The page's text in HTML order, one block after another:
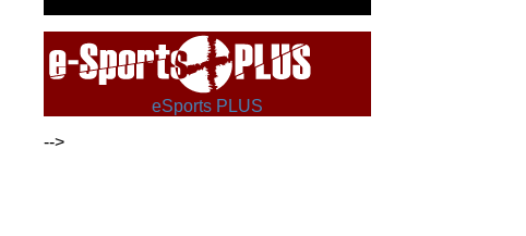
eSports PLUS
-->